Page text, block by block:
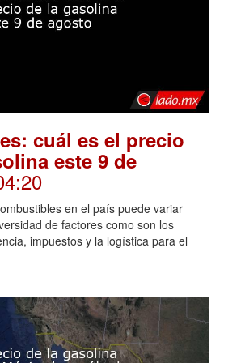
cuál es el precio
este 9 de
en el país puede variar
de factores como son los
impuestos y la logística para el